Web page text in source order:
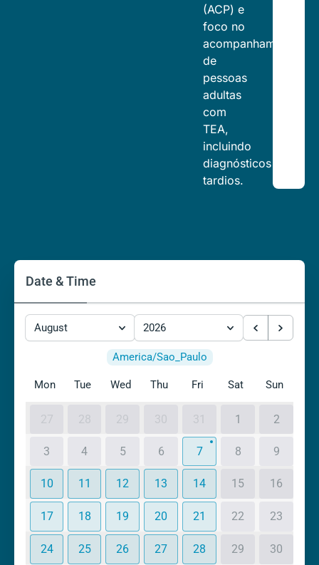
(ACP) e
foco no
acompanhamento
de
pessoas
adultas
com
TEA,
incluindo
diagnósticos
tardios.
Date & Time
August 2026
America/Sao_Paulo
Mon Tue Wed Thu Fri Sat Sun
27 28 29 30 31 1 2
3 4 5 6 7 8 9
10 11 12 13 14 15 16
17 18 19 20 21 22 23
24 25 26 27 28 29 30